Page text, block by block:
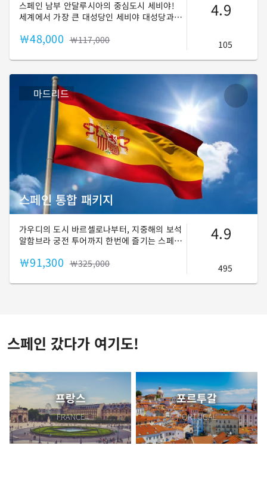
스페인 남부 안달루시아의 중심도시 세비야!
세계에서 가장 큰 대성당인 세비야 대성당과
알카사르! 그리고 아름다운 스페인 광장과 유
트로폴 파라솔까지! 이곳에서 이슬람과 카톨
릭, 그리고 대항해시대의 유산이 가득한 이곳
으로 함께 떠나보시죠! ✈
￦48,000 ￦117,000
4.9
105
마드리드
스페인 통합 패키지
가우디의 도시 바르셀로나부터, 지중해의 보석
알함브라 궁전 투어까지 한번에 즐기는 스페셜
￦91,300 ￦325,000
4.9
495
스페인 갔다가 여기도!
프랑스
FRANCE
포르투갈
PORTUGAL